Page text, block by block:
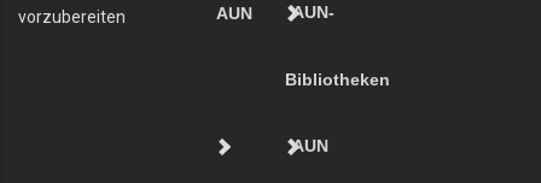
vorzubereiten
AUN
AUN-
Bibliotheken
AUN